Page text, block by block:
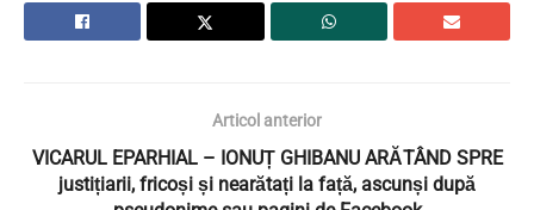
Articol anterior
VICARUL EPARHIAL – IONUȚ GHIBANU ARĂTÂND SPRE
justițiarii, fricoși și nearătați la față, ascunși după